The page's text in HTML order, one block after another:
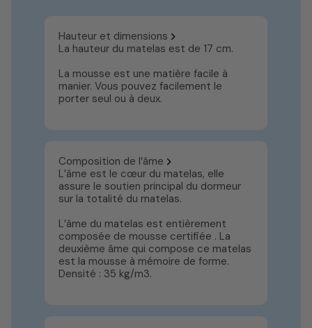
Hauteur et dimensions
La hauteur du matelas est de 17 cm.
La mousse est une matière facile à
manier. Vous pouvez facilement le
porter seul ou à deux.
Composition de l’âme
L’âme est le cœur du matelas, elle
assure le soutien principal du dormeur
sur la totalité du matelas.
L’âme du matelas est entièrement
composée de mousse certifiée . La
deuxième âme qui compose ce matelas
est la mousse à mémoire de forme.
Densité : 35 kg/m3.